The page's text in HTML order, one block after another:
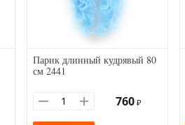
Парик длинный кудрявый 80
см 2441
760 ₽